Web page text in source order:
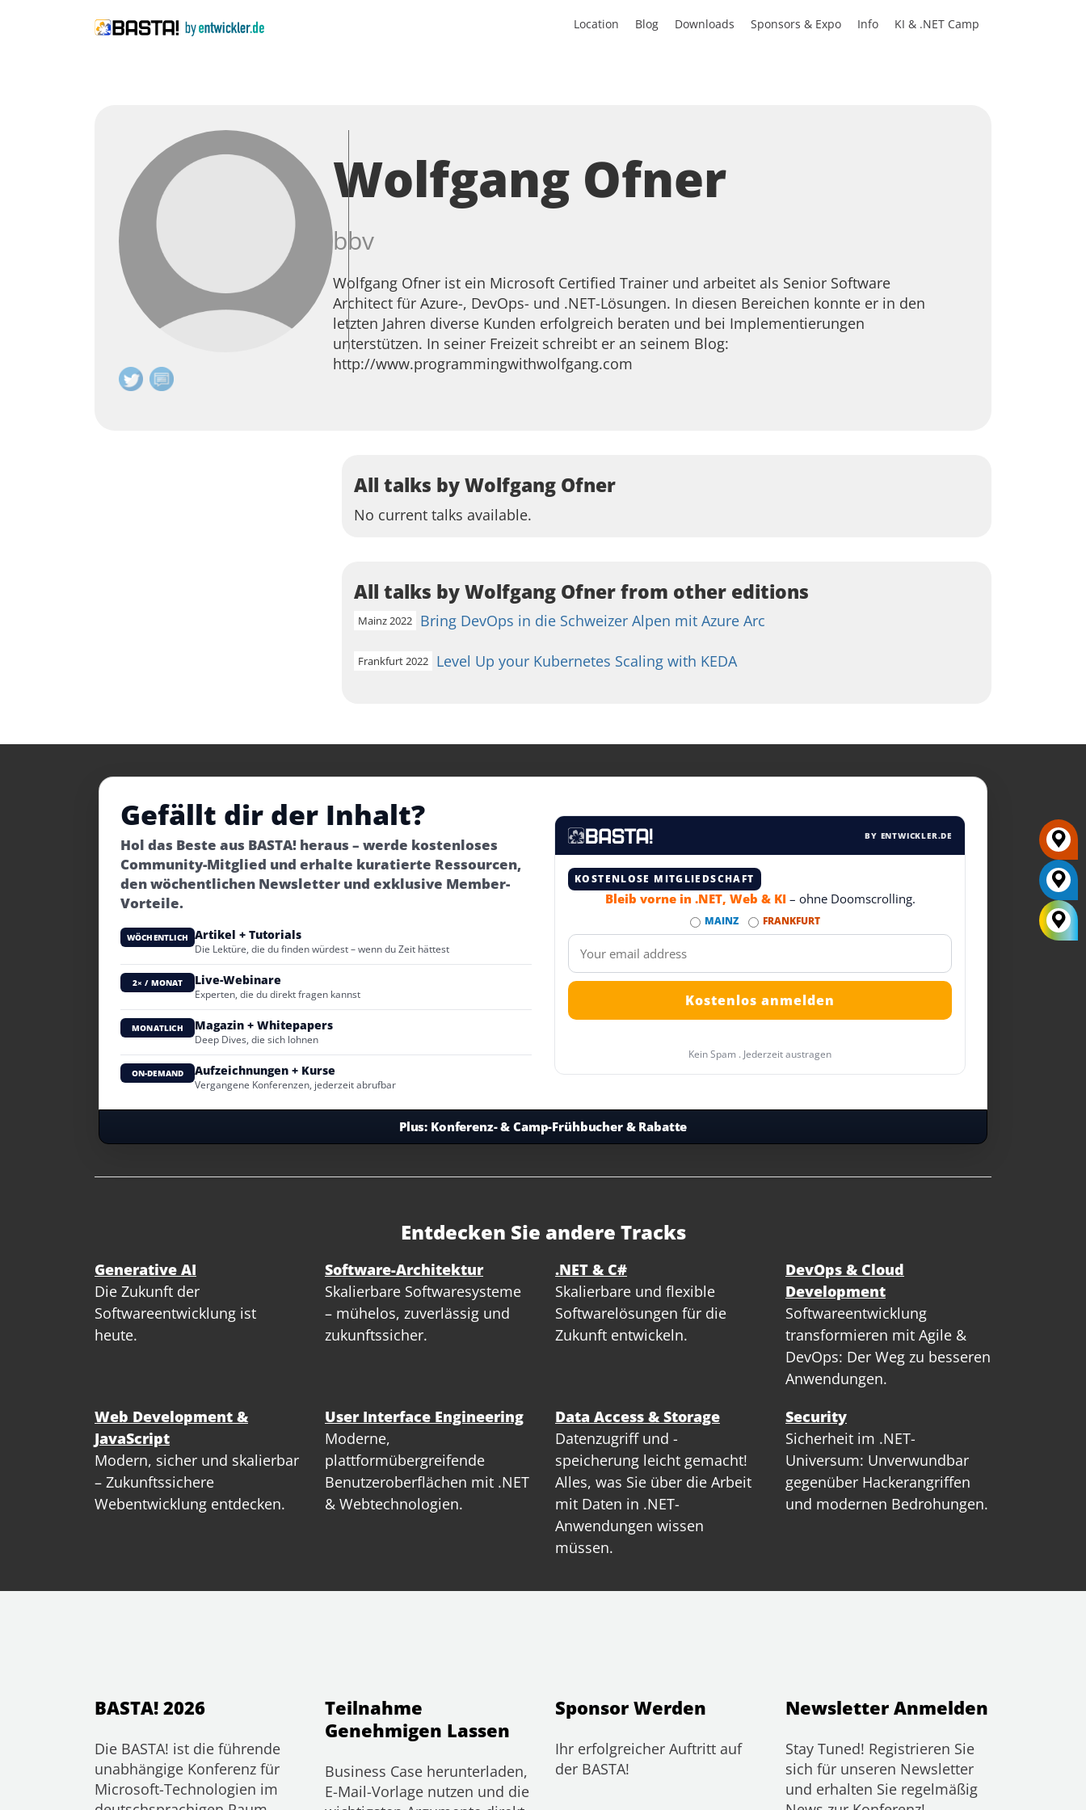
Location Blog Downloads Sponsors & Expo Info KI & .NET Camp
Wolfgang Ofner
bbv
Wolfgang Ofner ist ein Microsoft Certified Trainer und arbeitet als Senior Software
Architect für Azure-, DevOps- und .NET-Lösungen. In diesen Bereichen konnte er in den
letzten Jahren diverse Kunden erfolgreich beraten und bei Implementierungen
unterstützen. In seiner Freizeit schreibt er an seinem Blog:
http://www.programmingwithwolfgang.com
All talks by Wolfgang Ofner
No current talks available.
All talks by Wolfgang Ofner from other editions
Mainz 2022 Bring DevOps in die Schweizer Alpen mit Azure Arc
Frankfurt 2022 Level Up your Kubernetes Scaling with KEDA
Gefällt dir der Inhalt?
Hol das Beste aus BASTA! heraus – werde kostenloses
Community-Mitglied und erhalte kuratierte Ressourcen,
den wöchentlichen Newsletter und exklusive Member-
Vorteile.
WÖCHENTLICH Artikel + Tutorials
Die Lektüre, die du finden würdest – wenn du Zeit hättest
2× / MONAT Live-Webinare
Experten, die du direkt fragen kannst
MONATLICH Magazin + Whitepapers
Deep Dives, die sich lohnen
ON-DEMAND Aufzeichnungen + Kurse
Vergangene Konferenzen, jederzeit abrufbar
BY ENTWICKLER.DE
KOSTENLOSE MITGLIEDSCHAFT
Bleib vorne in .NET, Web & KI – ohne Doomscrolling.
MAINZ FRANKFURT
Kein Spam . Jederzeit austragen
Plus: Konferenz- & Camp-Frühbucher & Rabatte
Entdecken Sie andere Tracks
Generative AI
Die Zukunft der
Softwareentwicklung ist
heute.
Software-Architektur
Skalierbare Softwaresysteme
– mühelos, zuverlässig und
zukunftssicher.
.NET & C#
Skalierbare und flexible
Softwarelösungen für die
Zukunft entwickeln.
DevOps & Cloud
Development
Softwareentwicklung
transformieren mit Agile &
DevOps: Der Weg zu besseren
Anwendungen.
Web Development &
JavaScript
Modern, sicher und skalierbar
– Zukunftssichere
Webentwicklung entdecken.
User Interface Engineering
Moderne,
plattformübergreifende
Benutzeroberflächen mit .NET
& Webtechnologien.
Data Access & Storage
Datenzugriff und -
speicherung leicht gemacht!
Alles, was Sie über die Arbeit
mit Daten in .NET-
Anwendungen wissen
müssen.
Security
Sicherheit im .NET-
Universum: Unverwundbar
gegenüber Hackerangriffen
und modernen Bedrohungen.
BASTA! 2026
Die BASTA! ist die führende
unabhängige Konferenz für
Microsoft-Technologien im
Teilnahme
Genehmigen Lassen
Business Case herunterladen,
E-Mail-Vorlage nutzen und die
Sponsor Werden
Ihr erfolgreicher Auftritt auf
der BASTA!
Newsletter Anmelden
Stay Tuned! Registrieren Sie
sich für unseren Newsletter
und erhalten Sie regelmäßig